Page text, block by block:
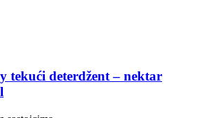
tekući deterdžent – nektar